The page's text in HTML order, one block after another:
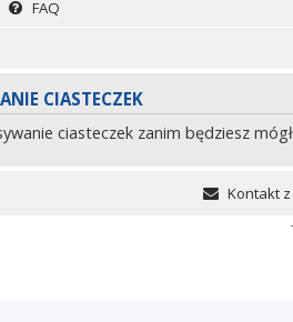
FAQ
CIASTECZEK
ciasteczek zanim będziesz
Kontakt